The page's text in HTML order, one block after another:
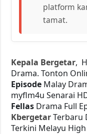
platform
tamat.
Kepala Bergetar,
Drama. Tonton
Episode Malay
myflm4u Senarai
Fellas Drama Full
KbergetarTerbaru
Terkini Melayu